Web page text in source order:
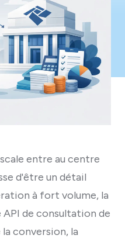
entre au centre
d'être un détail
à fort volume, la
API de consultation de
conversion, la